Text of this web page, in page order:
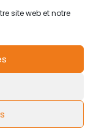
site web et notre